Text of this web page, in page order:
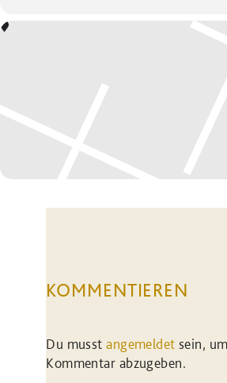
KOMMENTIEREN
Du musstangemeldet sein,
Kommentar abzugeben.